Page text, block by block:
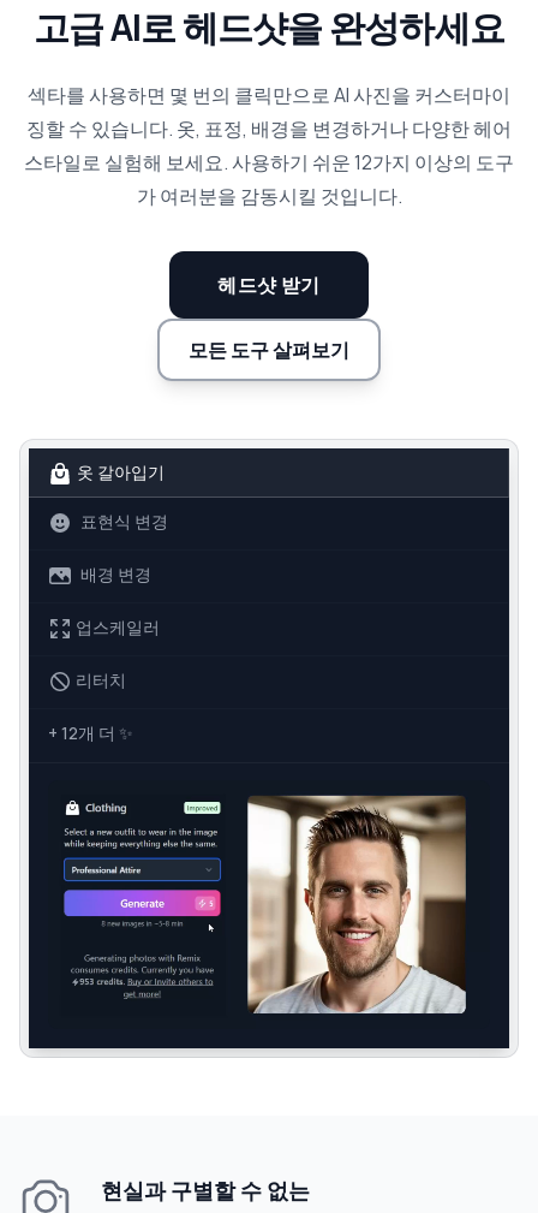
고급 AI로 헤드샷을 완성하세요
섹타를 사용하면 몇 번의 클릭만으로 AI 사진을 커스터마이
징할 수 있습니다. 옷, 표정, 배경을 변경하거나 다양한 헤어
스타일로 실험해 보세요. 사용하기 쉬운 12가지 이상의 도구
가 여러분을 감동시킬 것입니다.
헤드샷 받기
모든 도구 살펴보기
옷 갈아입기
표현식 변경
배경 변경
업스케일러
리터치
+ 12개 더 ✨
현실과 구별할 수 없는